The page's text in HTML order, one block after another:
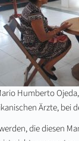
Humberto
Ärzte, bei
die diesen